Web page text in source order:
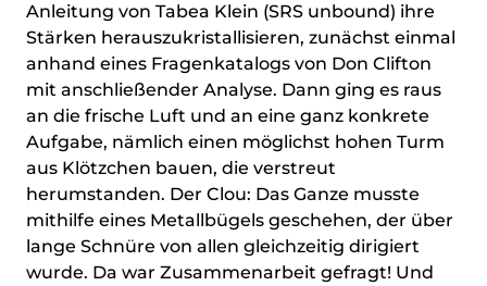
Anleitung von Tabea Klein (SRS unbound) ihre
Stärken herauszukristallisieren, zunächst einmal
anhand eines Fragenkatalogs von Don Clifton
mit anschließender Analyse. Dann ging es raus
an die frische Luft und an eine ganz konkrete
Aufgabe, nämlich einen möglichst hohen Turm
aus Klötzchen bauen, die verstreut
herumstanden. Der Clou: Das Ganze musste
mithilfe eines Metallbügels geschehen, der über
lange Schnüre von allen gleichzeitig dirigiert
wurde. Da war Zusammenarbeit gefragt! Und